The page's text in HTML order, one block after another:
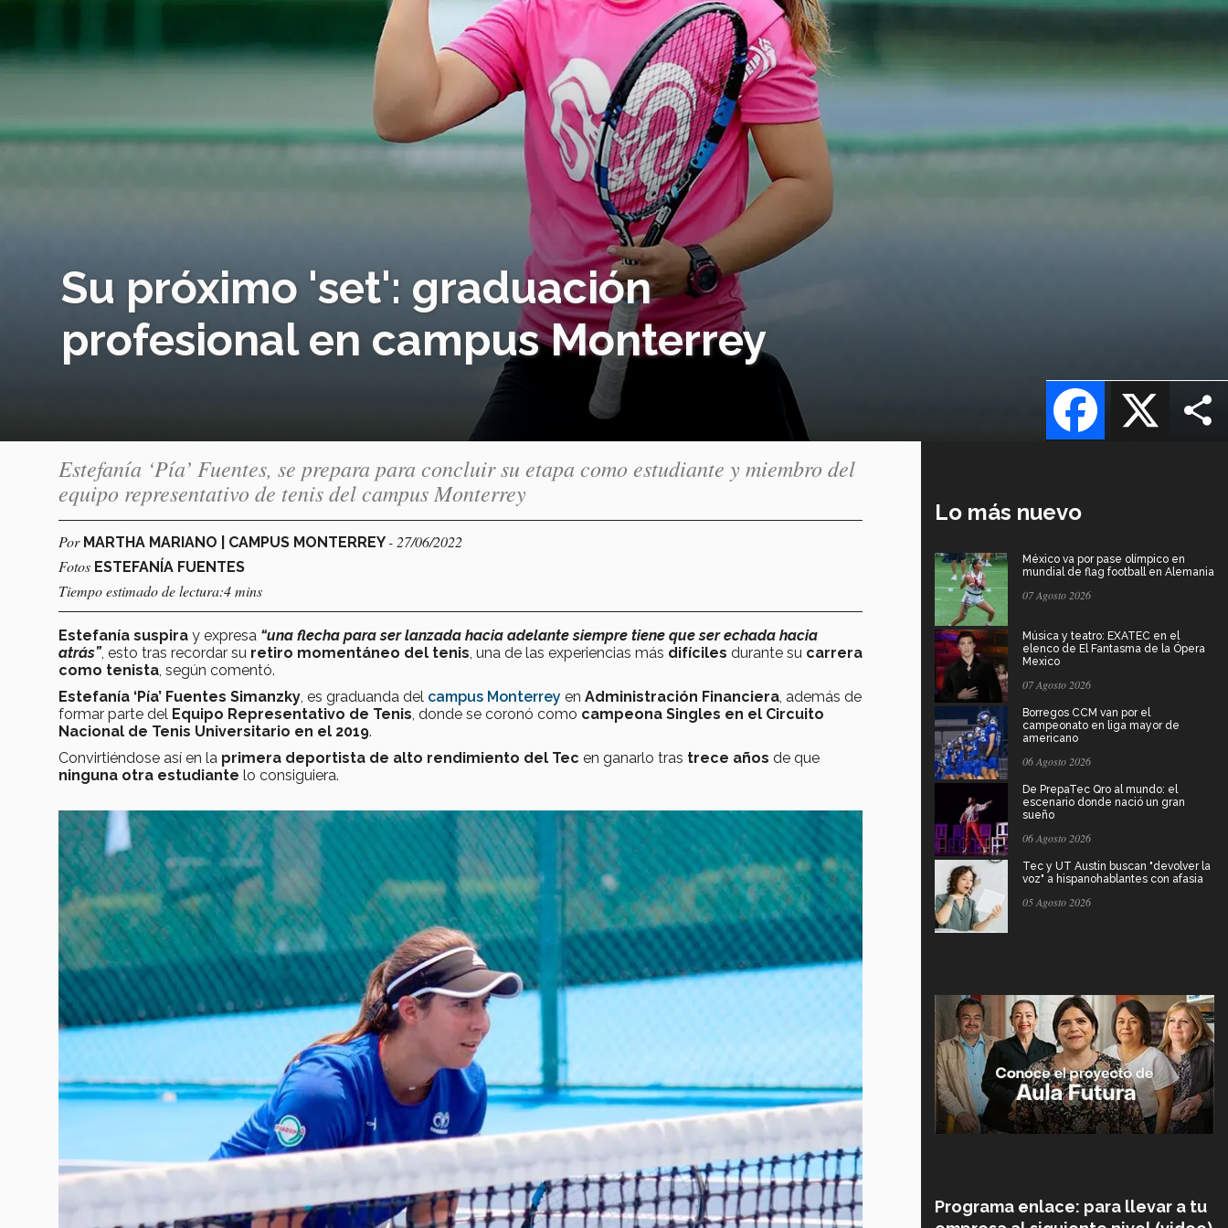
Su próximo 'set': graduación
profesional en campus Monterrey
X
Facebook
Estefanía ‘Pía’ Fuentes, se prepara para concluir su etapa como estudiante y miembro del
equipo representativo de tenis del campus Monterrey
Por MARTHA MARIANO | CAMPUS MONTERREY- 27/06/2022
Fotos ESTEFANÍA FUENTES
Tiempo estimado de lectura:4 mins
Estefanía suspira y expresa “una flecha para ser lanzada hacia adelante siempre tiene que ser echada hacia
atrás”, esto tras recordar su retiro momentáneo del tenis , una de las experiencias más difíciles durante su carrera
como tenista , según comentó.
Estefanía ‘Pía’ Fuentes Simanzky , es graduanda del campus Monterrey en Administración Financiera , además de
formar parte del Equipo Representativo de Tenis , donde se coronó como campeona Singles en el Circuito
Nacional de Tenis Universitario en el 2019.
Convirtiéndose así en la primera deportista de alto rendimiento del Tec en ganarlo tras trece años de que
ninguna otra estudiante lo consiguiera.
Lo más nuevo
México va por pase olímpico en
mundial de flag football en Alemania
07 Agosto 2026
Música y teatro: EXATEC en el
elenco de El Fantasma de la Ópera
Mexico
07 Agosto 2026
Borregos CCM van por el
campeonato en liga mayor de
americano
06 Agosto 2026
De PrepaTec Qro al mundo: el
escenario donde nació un gran
sueño
06 Agosto 2026
Tec y UT Austin buscan "devolver la
voz" a hispanohablantes con afasia
05 Agosto 2026
Programa enlace: para llevar a tu